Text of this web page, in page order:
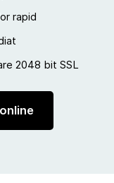
rapid
2048 bit SSL